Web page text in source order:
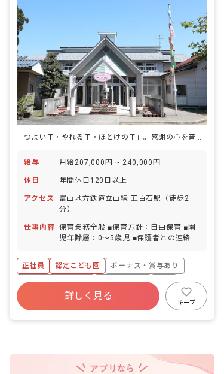
給与 月給207,000円 ~ 240,000円
休日 年間休日120日以上
アクセス
富山地方鉄道立山線 五百石駅（徒歩2
分）
仕事内容 保育業務全般 ■保育方針：自由保育 ■園
児年齢層：0～5歳児 ■保護者との連絡ア
正社員
認定こども園
ボーナス・賞与あり
年間休日120日以上
社会保険完備
残業少なめ
昇給昇進あり
詳しく見る
キープ